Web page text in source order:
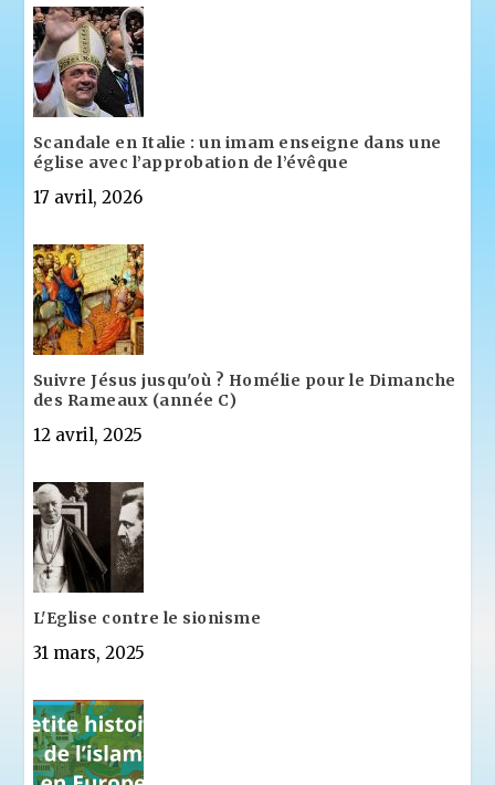
Scandale en Italie : un imam enseigne dans une
église avec l’approbation de l’évêque
17 avril, 2026
Suivre Jésus jusqu'où ? Homélie pour le Dimanche
des Rameaux (année C)
12 avril, 2025
L'Eglise contre le sionisme
31 mars, 2025